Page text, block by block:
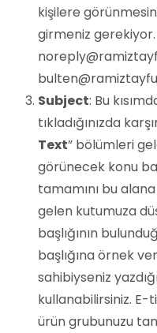
kişilere
girmeniz
Subject: Bu
tıkladığınızda
Text” bölümleri
görünecek konu
tamamını bu
gelen kutumuza
başlığının
başlığına örnek
sahibiyseniz
kullanabilirsiniz.
ürün grubunuzu